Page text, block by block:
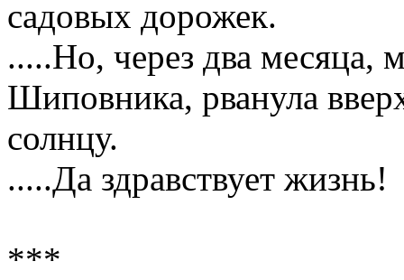
садовых дорожек.
.....Но, через два месяца,
Шиповника, рванула
солнцу.
.....Да здравствует жизнь!
***